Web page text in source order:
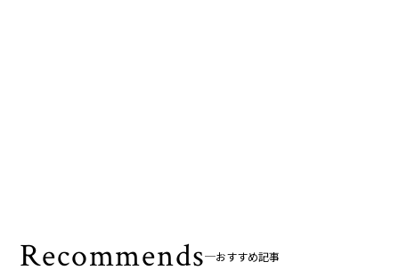
Recommends おすすめ記事